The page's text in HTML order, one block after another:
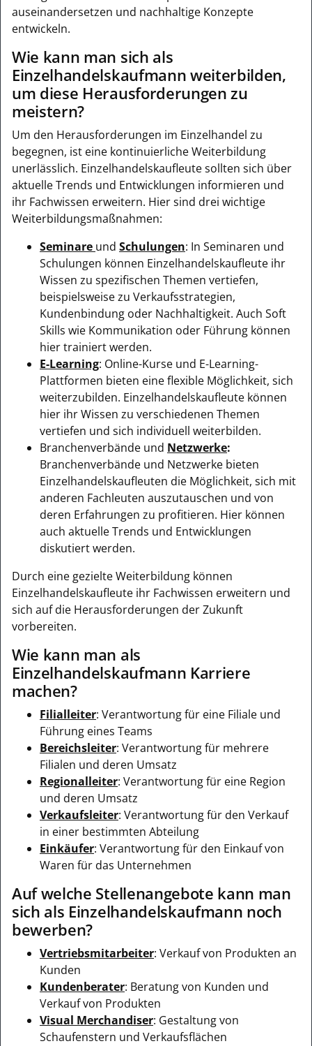
auseinandersetzen und nachhaltige Konzepte
entwickeln.
Wie kann man sich als
Einzelhandelskaufmann weiterbilden,
um diese Herausforderungen zu
meistern?
Um den Herausforderungen im Einzelhandel zu
begegnen, ist eine kontinuierliche Weiterbildung
unerlässlich. Einzelhandelskaufleute sollten sich über
aktuelle Trends und Entwicklungen informieren und
ihr Fachwissen erweitern. Hier sind drei wichtige
Weiterbildungsmaßnahmen:
Seminare und Schulungen: In Seminaren und
Schulungen können Einzelhandelskaufleute ihr
Wissen zu spezifischen Themen vertiefen,
beispielsweise zu Verkaufsstrategien,
Kundenbindung oder Nachhaltigkeit. Auch Soft
Skills wie Kommunikation oder Führung können
hier trainiert werden.
E-Learning: Online-Kurse und E-Learning-
Plattformen bieten eine flexible Möglichkeit, sich
weiterzubilden. Einzelhandelskaufleute können
hier ihr Wissen zu verschiedenen Themen
vertiefen und sich individuell weiterbilden.
Branchenverbände und Netzwerke:
Branchenverbände und Netzwerke bieten
Einzelhandelskaufleuten die Möglichkeit, sich mit
anderen Fachleuten auszutauschen und von
deren Erfahrungen zu profitieren. Hier können
auch aktuelle Trends und Entwicklungen
diskutiert werden.
Durch eine gezielte Weiterbildung können
Einzelhandelskaufleute ihr Fachwissen erweitern und
sich auf die Herausforderungen der Zukunft
vorbereiten.
Wie kann man als
Einzelhandelskaufmann Karriere
machen?
Filialleiter: Verantwortung für eine Filiale und
Führung eines Teams
Bereichsleiter: Verantwortung für mehrere
Filialen und deren Umsatz
Regionalleiter: Verantwortung für eine Region
und deren Umsatz
Verkaufsleiter: Verantwortung für den Verkauf
in einer bestimmten Abteilung
Einkäufer: Verantwortung für den Einkauf von
Waren für das Unternehmen
Auf welche Stellenangebote kann man
sich als Einzelhandelskaufmann noch
bewerben?
Vertriebsmitarbeiter: Verkauf von Produkten an
Kunden
Kundenberater: Beratung von Kunden und
Verkauf von Produkten
Visual Merchandiser: Gestaltung von
Schaufenstern und Verkaufsflächen